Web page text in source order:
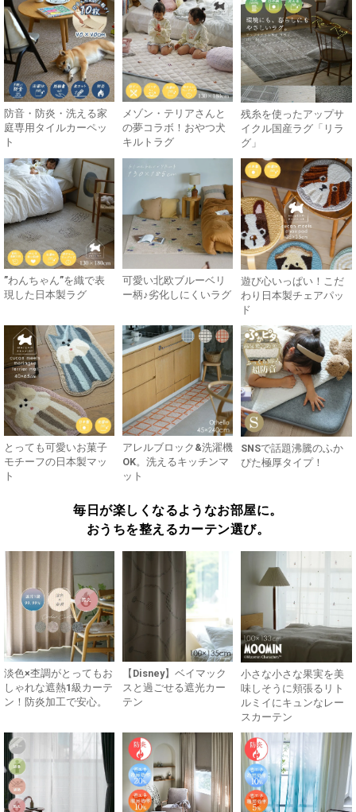
防音・防炎・洗える家
庭専用タイルカーペッ
ト
メゾン・テリアさんと
の夢コラボ！おやつ犬
キルトラグ
残糸を使ったアップサ
イクル国産ラグ「リラ
グ」
”わんちゃん”を織で表
現した日本製ラグ
可愛い北欧ブルーベリ
ー柄♪劣化しにくいラグ
遊び心いっぱい！こだ
わり日本製チェアパッ
ド
とっても可愛いお菓子
モチーフの日本製マッ
ト
アレルブロック&洗濯機
OK。洗えるキッチンマ
ット
SNSで話題沸騰のふか
ぴた極厚タイプ！
毎日が楽しくなるようなお部屋に。
おうちを整えるカーテン選び。
淡色×杢調がとってもお
しゃれな遮熱1級カーテ
ン！防炎加工で安心。
【Disney】ベイマック
スと過ごせる遮光カー
テン
小さな小さな果実を美
味しそうに頬張るリト
ルミイにキュンなレー
スカーテン